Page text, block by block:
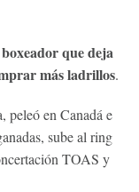
que deja
más ladrillos.
peleó en Canadá e
sube al ring
TOAS y